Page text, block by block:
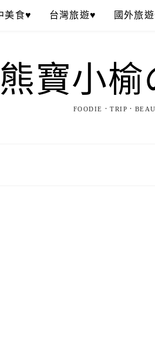
美食♥ 台灣旅遊♥ 國外旅
熊寶小榆
FOODIE．TRIP．